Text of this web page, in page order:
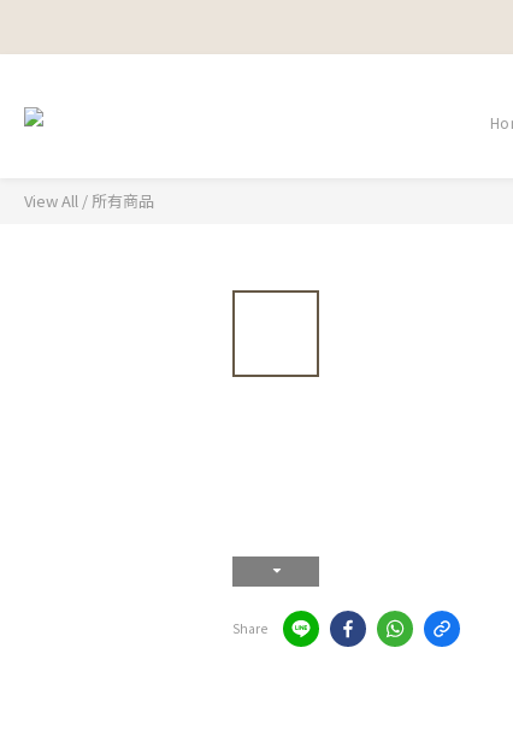
View All / 所有商品
Share